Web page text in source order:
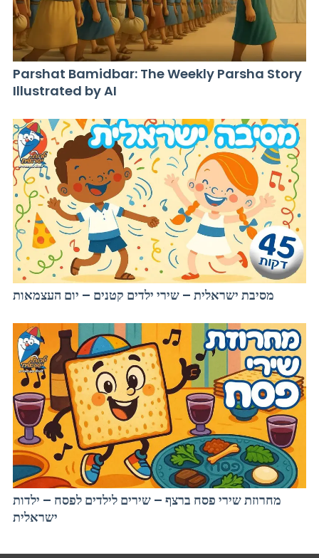
Parshat Bamidbar: The Weekly Parsha Story
Illustrated by AI
מסיבת ישראלית – שירי ילדים קטנים – יום העצמאות
מחרוזת שירי פסח ברצף – שירים לילדים לפסח – ילדות
ישראלית